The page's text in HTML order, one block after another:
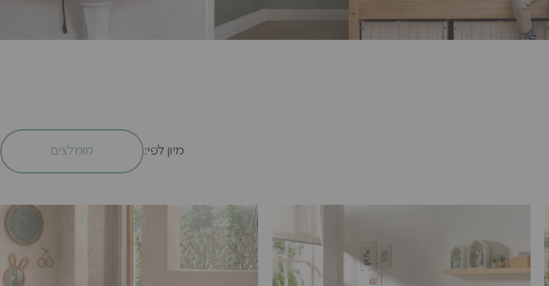
מיון לפי: מומלצים